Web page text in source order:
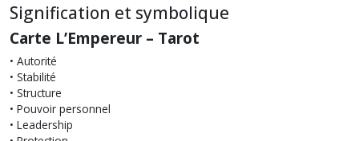
Signification et symbolique
Carte L’Empereur – Tarot
• Autorité
• Stabilité
• Structure
• Pouvoir personnel
• Leadership